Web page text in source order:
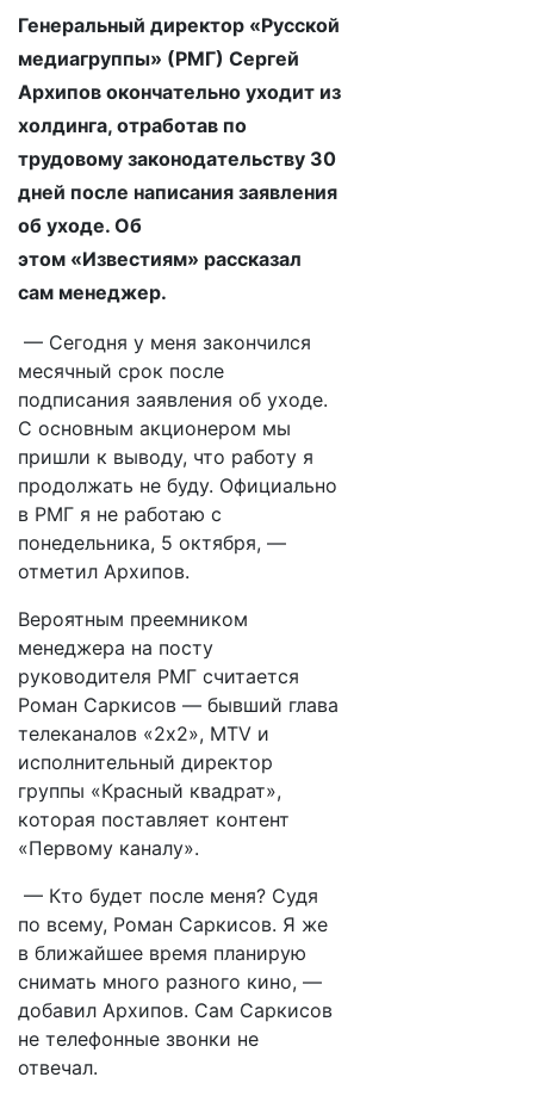
Генеральный директор «Русской
медиагруппы» (РМГ) Сергей
Архипов окончательно уходит из
холдинга, отработав по
трудовому законодательству 30
дней после написания заявления
об уходе. Об
этом «Известиям» рассказал
сам менеджер.
— Сегодня у меня закончился
месячный срок после
подписания заявления об уходе.
С основным акционером мы
пришли к выводу, что работу я
продолжать не буду. Официально
в РМГ я не работаю с
понедельника, 5 октября, —
отметил Архипов.
Вероятным преемником
менеджера на посту
руководителя РМГ считается
Роман Саркисов — бывший глава
телеканалов «2х2», MTV и
исполнительный директор
группы «Красный квадрат»,
которая поставляет контент
«Первому каналу».
— Кто будет после меня? Судя
по всему, Роман Саркисов. Я же
в ближайшее время планирую
снимать много разного кино, —
добавил Архипов. Сам Саркисов
не телефонные звонки не
отвечал.